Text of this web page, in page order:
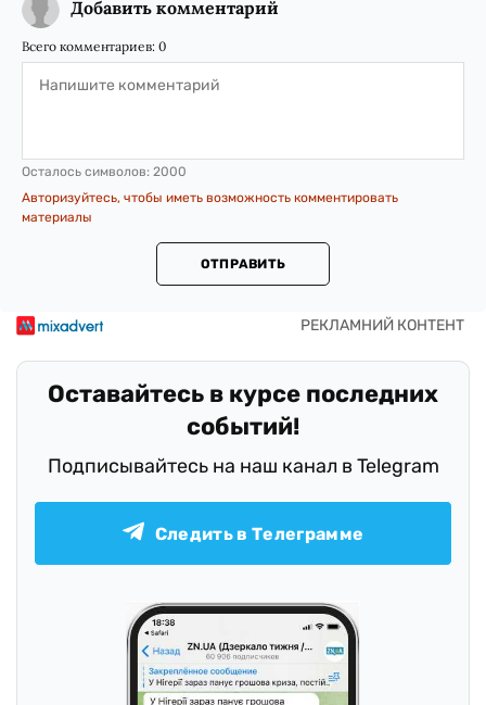
Добавить комментарий
Всего комментариев: 0
Осталось символов: 2000
Авторизуйтесь, чтобы иметь возможность комментировать
материалы
ОТПРАВИТЬ
Оставайтесь в курсе последних
событий!
Подписывайтесь на наш канал в Telegram
Следить в Телеграмме